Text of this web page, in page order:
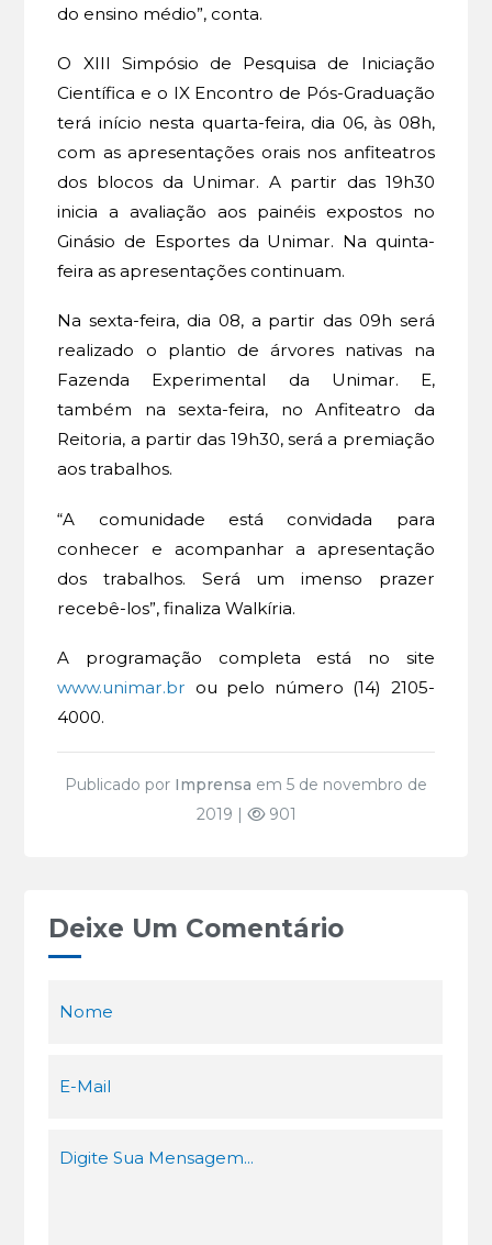
do ensino médio”, conta.
O XIII Simpósio de Pesquisa de Iniciação
Científica e o IX Encontro de Pós-Graduação
terá início nesta quarta-feira, dia 06, às 08h,
com as apresentações orais nos anfiteatros
dos blocos da Unimar. A partir das 19h30
inicia a avaliação aos painéis expostos no
Ginásio de Esportes da Unimar. Na quinta-
feira as apresentações continuam.
Na sexta-feira, dia 08, a partir das 09h será
realizado o plantio de árvores nativas na
Fazenda Experimental da Unimar. E,
também na sexta-feira, no Anfiteatro da
Reitoria, a partir das 19h30, será a premiação
aos trabalhos.
“A comunidade está convidada para
conhecer e acompanhar a apresentação
dos trabalhos. Será um imenso prazer
recebê-los”, finaliza Walkíria.
A programação completa está no site
www.unimar.br ou pelo número (14) 2105-
4000.
Publicado por Imprensa em 5 de novembro de
2019 |
901
Deixe Um Comentário